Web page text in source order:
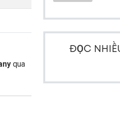
qua
ĐỌC